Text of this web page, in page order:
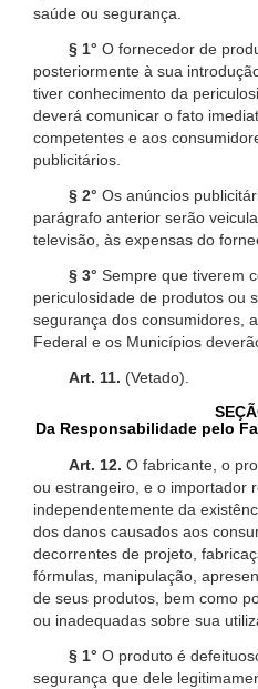
saúde ou segurança.
§ 1° O fornecedor de
posteriormente à sua
tiver conhecimento da
deverá comunicar o fato
competentes e aos
publicitários.
§ 2° Os anúncios
parágrafo anterior serão
televisão, às expensas do
§ 3° Sempre que tiverem
periculosidade de produtos ou
segurança dos consumidores,
Federal e os Municípios
Art. 11. (Vetado).
Da Responsabilidade pelo
Art. 12. O fabricante, o
ou estrangeiro, e o importador
independentemente da
dos danos causados aos
decorrentes de projeto,
fórmulas, manipulação,
de seus produtos, bem como
ou inadequadas sobre sua
§ 1° O produto é
segurança que dele